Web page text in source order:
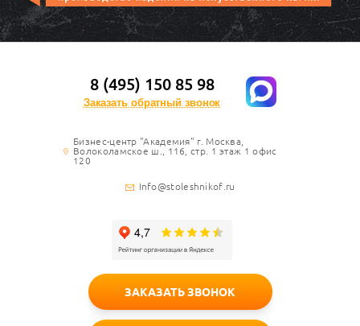
8 (495) 150 85 98
Заказать обратный звонок
Бизнес-центр "Академия" г. Москва,
Волоколамское ш., 116, стр. 1 этаж 1 офис
120
Info@stoleshnikof.ru
ЗАКАЗАТЬ ЗВОНОК